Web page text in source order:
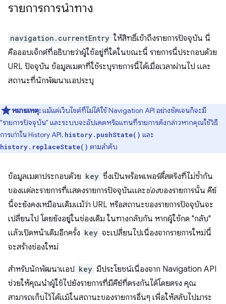
รายการการนำทาง
navigation.currentEntry ให้สิทธิ์เข้าถึงรายการปัจจุบัน นี่
คือออบเจ็กต์ที่อธิบายว่าผู้ใช้อยู่ที่ใดในขณะนี้ รายการนี้ประกอบด้วย
URL ปัจจุบัน ข้อมูลเมตาที่ใช้ระบุรายการนี้ได้เมื่อเวลาผ่านไป และ
สถานะที่นักพัฒนาแอประบุ
หมายเหตุ:แม้แต่เว็บไซต์ที่ไม่ได้ใช้ Navigation API อย่างชัดเจนก็จะมี
"รายการปัจจุบัน" และระบบจะอัปเดตหรือแทนที่รายการดังกล่าวหากคุณใช้วิธี
การเก่าใน History API, history.pushState() และ
history.replaceState() ตามลำดับ
ข้อมูลเมตาประกอบด้วย key ซึ่งเป็นพร็อพเพอร์ตี้สตริงที่ไม่ซ้ำกัน
ของแต่ละรายการที่แสดงรายการปัจจุบันและช่องของรายการนั้น คีย์
นี้จะยังคงเหมือนเดิมแม้ว่า URL หรือสถานะของรายการปัจจุบันจะ
เปลี่ยนไป โดยยังอยู่ในช่องเดิม ในทางกลับกัน หากผู้ใช้กด "กลับ"
แล้วเปิดหน้าเดิมอีกครั้ง key จะเปลี่ยนไปเนื่องจากรายการใหม่นี้
จะสร้างช่องใหม่
สำหรับนักพัฒนาแอป key มีประโยชน์เนื่องจาก Navigation API
ช่วยให้คุณนำผู้ใช้ไปยังรายการที่มีคีย์ที่ตรงกันได้โดยตรง คุณ
สามารถเก็บไว้ได้แม้ในสถานะของรายการอื่นๆ เพื่อให้สลับไปมาระ